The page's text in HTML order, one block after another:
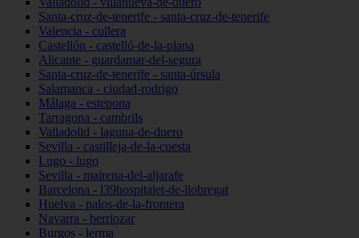
Santa-cruz-de-tenerife - santa-cruz-de-tenerife
Valencia - cullera
Castellón - castelló-de-la-plana
Alicante - guardamar-del-segura
Santa-cruz-de-tenerife - santa-úrsula
Salamanca - ciudad-rodrigo
Málaga - estepona
Tarragona - cambrils
Valladolid - laguna-de-duero
Sevilla - castilleja-de-la-cuesta
Lugo - lugo
Sevilla - mairena-del-aljarafe
Barcelona - l39hospitalet-de-llobregat
Huelva - palos-de-la-frontera
Navarra - berriozar
Burgos - lerma